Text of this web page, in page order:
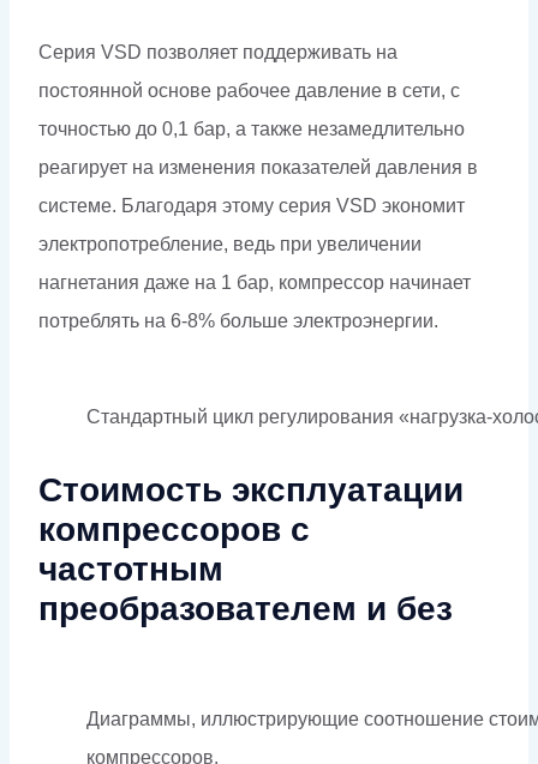
Серия VSD позволяет поддерживать на
постоянной основе рабочее давление в сети, с
точностью до 0,1 бар, а также незамедлительно
реагирует на изменения показателей давления в
системе. Благодаря этому серия VSD экономит
электропотребление, ведь при увеличении
нагнетания даже на 1 бар, компрессор начинает
потреблять на 6-8% больше электроэнергии.
Стандартный цикл регулирования «нагрузка-
Стоимость эксплуатации
компрессоров с
частотным
преобразователем и без
Диаграммы, иллюстрирующие соотношение
компрессоров.